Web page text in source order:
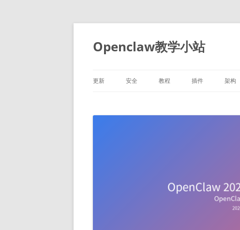
跳
文
Openclaw教学小站
更新 安全 教程 插件 架构